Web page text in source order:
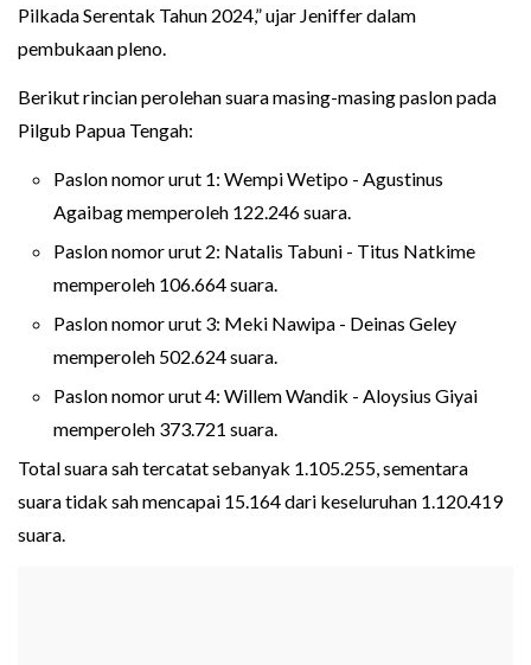
Pilkada Serentak Tahun 2024,” ujar Jeniffer dalam
pembukaan pleno.
Berikut rincian perolehan suara masing-masing paslon pada
Pilgub Papua Tengah:
Paslon nomor urut 1: Wempi Wetipo - Agustinus
Agaibag memperoleh 122.246 suara.
Paslon nomor urut 2: Natalis Tabuni - Titus Natkime
memperoleh 106.664 suara.
Paslon nomor urut 3: Meki Nawipa - Deinas Geley
memperoleh 502.624 suara.
Paslon nomor urut 4: Willem Wandik - Aloysius Giyai
memperoleh 373.721 suara.
Total suara sah tercatat sebanyak 1.105.255, sementara
suara tidak sah mencapai 15.164 dari keseluruhan 1.120.419
suara.